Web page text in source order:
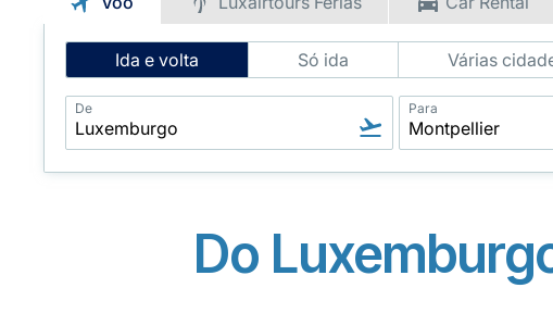
Intelligent
Flight
Search
Ida e volta Só ida Várias
De Para
Do